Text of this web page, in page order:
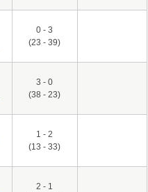
0 - 3
(23 - 39)
3 - 0
(38 - 23)
1 - 2
(13 - 33)
2 - 1